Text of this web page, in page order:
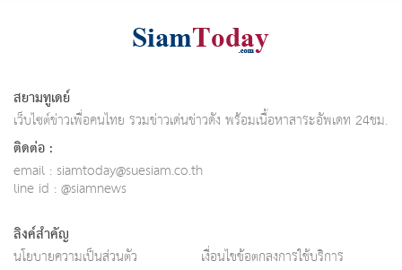
สยามทูเดย์
เว็บไซต์ข่าวเพื่อคนไทย รวมข่าวเด่นข่าวดัง พร้อมเนื้อหาสาระอัพเดท 24ชม.
ติดต่อ :
email : siamtoday@suesiam.co.th
line id : @siamnews
ลิงค์สำคัญ
นโยบายความเป็นส่วนตัว เงื่อนไขข้อตกลงการใช้บริการ